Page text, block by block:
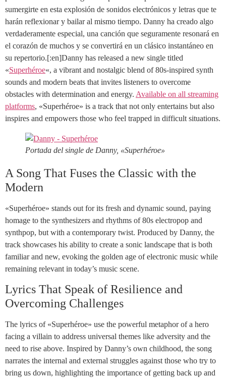
sumergirte en esta explosión de sonidos electrónicos y letras que te
harán reflexionar y bailar al mismo tiempo. Danny ha creado algo
verdaderamente especial, una canción que seguramente resonará en
el corazón de muchos y se convertirá en un clásico instantáneo en
su repertorio.[:en]Danny has released a new single titled
«Superhéroe«, a vibrant and nostalgic blend of 80s-inspired synth
sounds and modern beats that invites listeners to overcome
obstacles with determination and energy. Available on all streaming
platforms, «Superhéroe» is a track that not only entertains but also
inspires and empowers those who feel trapped in difficult situations.
Portada del single de Danny, «Superhéroe»
A Song That Fuses the Classic with the
Modern
«Superhéroe» stands out for its fresh and dynamic sound, paying
homage to the synthesizers and rhythms of 80s electropop and
synthpop, but with a contemporary twist. Produced by Danny, the
track showcases his ability to create a sonic landscape that is both
familiar and new, evoking the golden age of electronic music while
remaining relevant in today’s music scene.
Lyrics That Speak of Resilience and
Overcoming Challenges
The lyrics of «Superhéroe» use the powerful metaphor of a hero
facing a villain to address universal themes like adversity and the
need to rise above. Inspired by Danny’s own childhood, the song
narrates the internal and external struggles against those who try to
bring us down, highlighting the importance of getting back up and